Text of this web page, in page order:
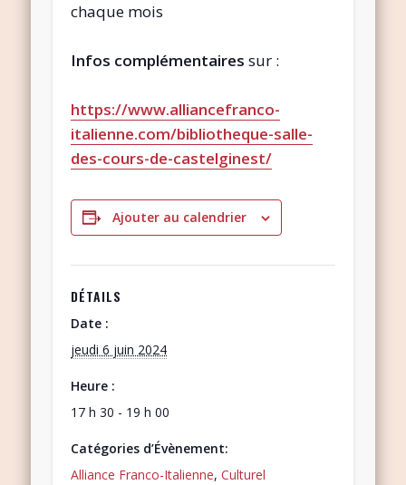
chaque mois
Infos complémentaires sur :
https://www.alliancefranco-
italienne.com/bibliotheque-salle-
des-cours-de-castelginest/
Ajouter au calendrier
DÉTAILS
Date :
jeudi 6 juin 2024
Heure :
17 h 30 - 19 h 00
Catégories d’Évènement:
Alliance Franco-Italienne,Culturel